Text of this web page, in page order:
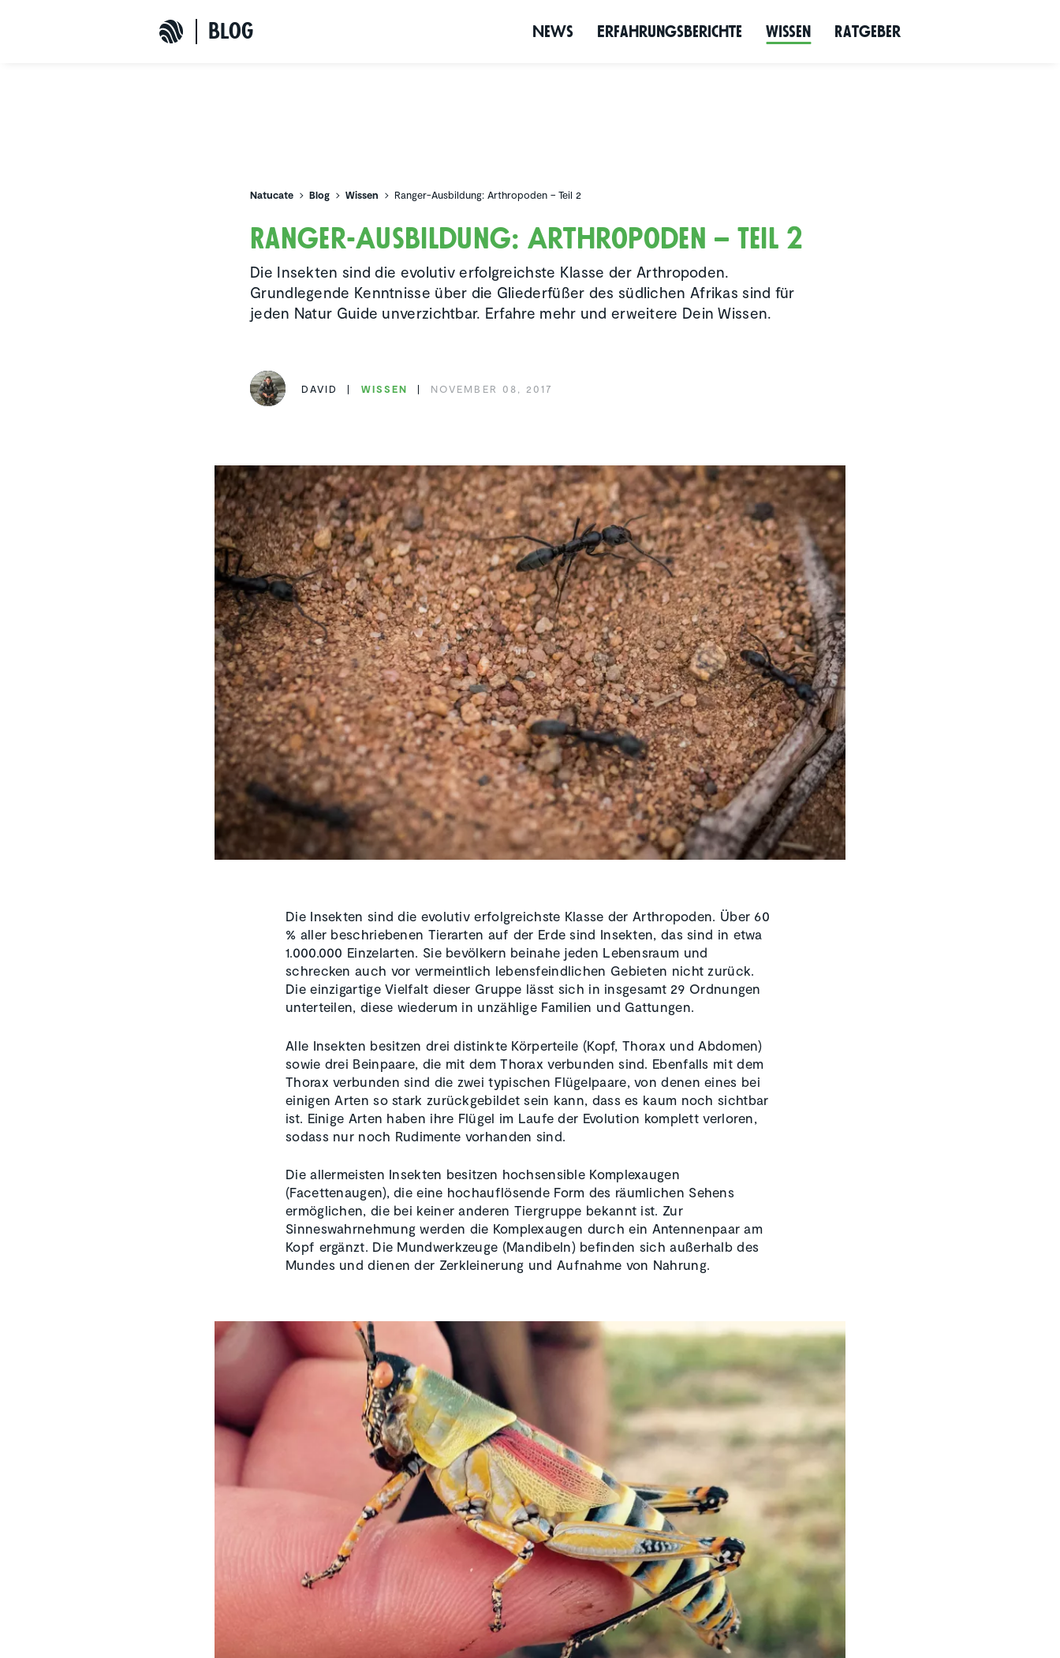
bLoG News Erfah­rungs­be­richte Wissen Ratgeber
Natucate Blog Wissen Ranger-Ausbildung: Arthropoden – Teil 2
Ranger-Ausbil­dung: Arthro­poden – Teil 2
Die Insekten sind die evolutiv erfolgreichste Klasse der Arthropoden.
Grundlegende Kenntnisse über die Gliederfüßer des südlichen Afrikas sind für
jeden Natur Guide unverzichtbar. Erfahre mehr und erweitere Dein Wissen.
DAVID WISSEN NOVEMBER 08, 2017
Die Insekten sind die evolutiv erfolgreichste Klasse der Arthropoden. Über 60
% aller beschriebenen Tierarten auf der Erde sind Insekten, das sind in etwa
1.000.000 Einzelarten. Sie bevölkern beinahe jeden Lebensraum und
schrecken auch vor vermeintlich lebensfeindlichen Gebieten nicht zurück.
Die einzigartige Vielfalt dieser Gruppe lässt sich in insgesamt 29 Ordnungen
unterteilen, diese wiederum in unzählige Familien und Gattungen.
Alle Insekten besitzen drei distinkte Körperteile (Kopf, Thorax und Abdomen)
sowie drei Beinpaare, die mit dem Thorax verbunden sind. Ebenfalls mit dem
Thorax verbunden sind die zwei typischen Flügelpaare, von denen eines bei
einigen Arten so stark zurückgebildet sein kann, dass es kaum noch sichtbar
ist. Einige Arten haben ihre Flügel im Laufe der Evolution komplett verloren,
sodass nur noch Rudimente vorhanden sind.
Die allermeisten Insekten besitzen hochsensible Komplexaugen
(Facettenaugen), die eine hochauflösende Form des räumlichen Sehens
ermöglichen, die bei keiner anderen Tiergruppe bekannt ist. Zur
Sinneswahrnehmung werden die Komplexaugen durch ein Antennenpaar am
Kopf ergänzt. Die Mundwerkzeuge (Mandibeln) befinden sich außerhalb des
Mundes und dienen der Zerkleinerung und Aufnahme von Nahrung.